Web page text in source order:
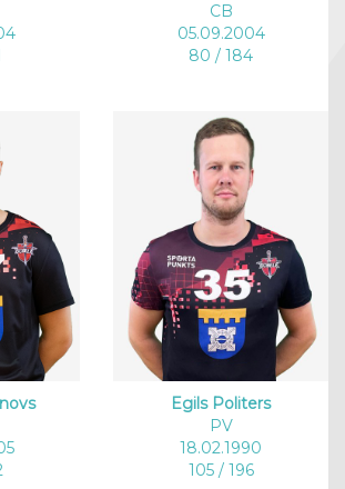
CB
05.09.2004
80 / 184
Egils Politers
PV
18.02.1990
105 / 196